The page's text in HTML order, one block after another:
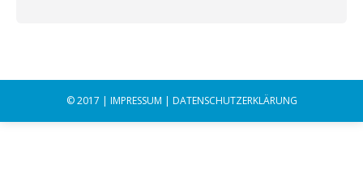
© 2017 | IMPRESSUM | DATENSCHUTZERKLÄRUNG